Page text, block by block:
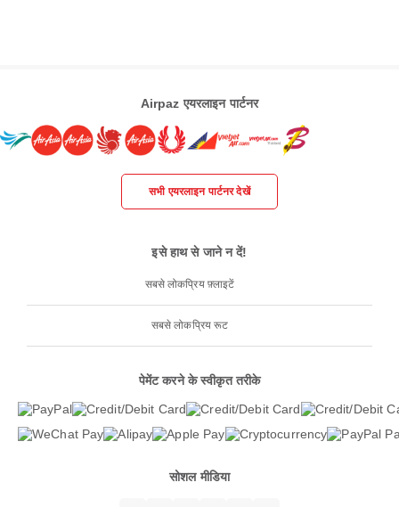
Airpaz एयरलाइन पार्टनर
सभी एयरलाइन पार्टनर देखें
इसे हाथ से जाने न दें!
सबसे लोकप्रिय फ़्लाइटें
सबसे लोकप्रिय रूट
पेमेंट करने के स्वीकृत तरीके
सोशल मीडिया